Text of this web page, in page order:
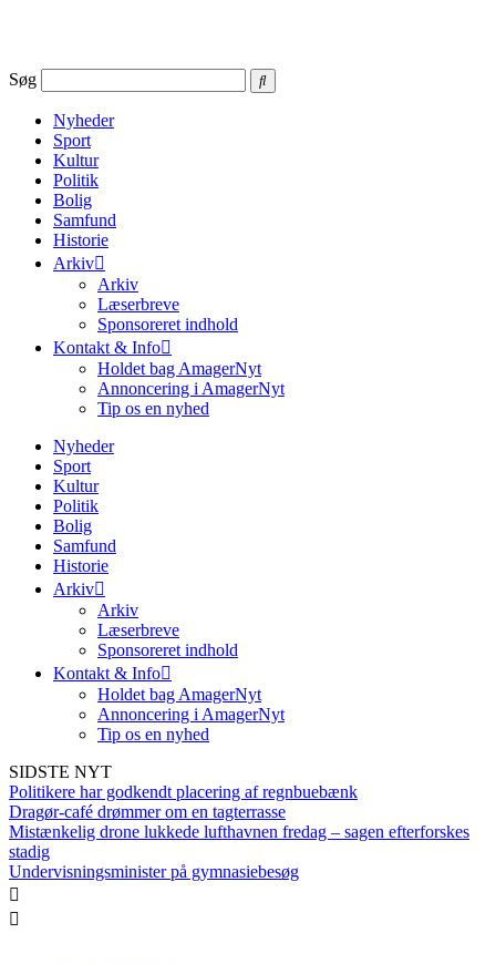
Søg
Nyheder
Sport
Kultur
Politik
Bolig
Samfund
Historie
Arkiv
Arkiv
Læserbreve
Sponsoreret indhold
Kontakt & Info
Holdet bag AmagerNyt
Annoncering i AmagerNyt
Tip os en nyhed
Nyheder
Sport
Kultur
Politik
Bolig
Samfund
Historie
Arkiv
Arkiv
Læserbreve
Sponsoreret indhold
Kontakt & Info
Holdet bag AmagerNyt
Annoncering i AmagerNyt
Tip os en nyhed
SIDSTE NYT
Politikere har godkendt placering af regnbuebænk
Dragør-café drømmer om en tagterrasse
Mistænkelig drone lukkede lufthavnen fredag – sagen efterforskes
stadig
Undervisningsminister på gymnasiebesøg